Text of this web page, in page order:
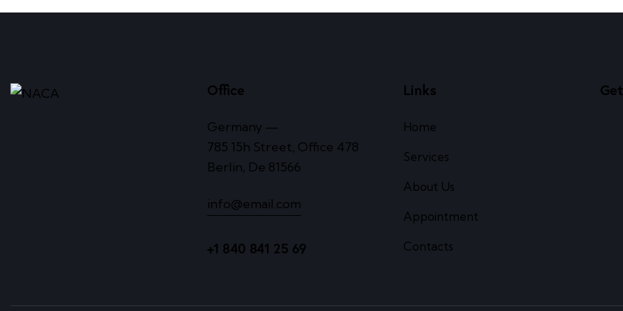
Office
Germany —
785 15h Street, Office 478
Berlin, De 81566
info@email.com
+1 840 841 25 69
Links
Home
Services
About Us
Appointment
Contacts